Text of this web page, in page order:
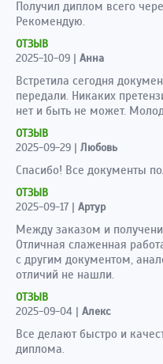
Получил диплом всего
Рекомендую.
ОТЗЫВ
2025-10-09 | Анна
Встретила сегодня
передали. Никаких
нет и быть не может.
ОТЗЫВ
2025-09-29 | Любовь
Спасибо! Все документы
ОТЗЫВ
2025-09-17 | Артур
Между заказом и
Отличная слаженная
с другим документом,
отличий не нашли.
ОТЗЫВ
2025-09-04 | Алекс
Все делают быстро и
диплома.